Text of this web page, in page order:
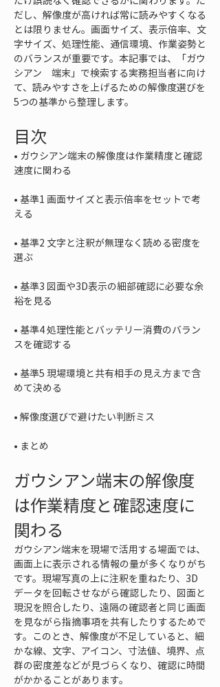
だし、解像度が高ければ常に読みやすくなる
とは限りません。画面サイズ、表示倍率、文
字サイズ、処理性能、通信環境、作業姿勢と
のバランスが重要です。本記事では、「ガウ
シアン　端末」で検索する実務担当者に向け
て、読みやすさを上げるための解像度選びを
5つの基準から整理します。
目次
• ガウシアン端末の解像度は作業精度と確認
• 基準1 画面サイズと表示倍率をセットで考
• 基準2 文字と注釈が無理なく読める密度を
• 基準3 図面や3D表示の細部確認に必要な余
• 基準4 処理性能とバッテリー消費のバラン
• 基準5 現場環境と共有相手の見え方まで含
•
• まとめ
ガウシアン端末の解像度
は作業精度と確認速度に
関わる
ガウシアン端末を現場で活用する場面では、
画面上に表示される情報の量が多くなりがち
です。現場写真の上に注釈を重ねたり、3D
データを回転させながら確認したり、図面と
現況を照合したり、遠隔の確認者と同じ画面
を見ながら指摘事項を共有したりするためで
す。このとき、解像度が不足していると、細
かな線、文字、アイコン、寸法値、境界、点
群の密度差などが見づらくなり、確認に時間
がかかることがあります。